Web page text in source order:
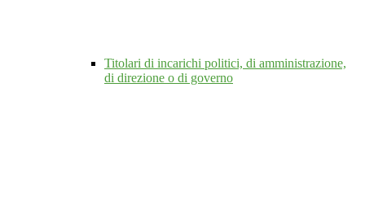
Titolari di incarichi politici, di amministrazione,
di direzione o di governo